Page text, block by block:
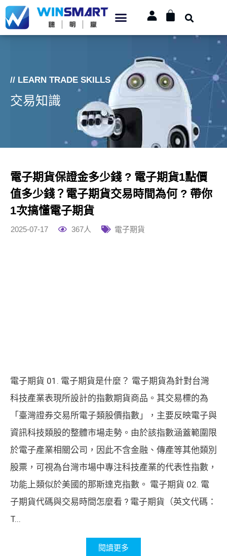
// LEARN TRADE SKILLS
交易知識
電子期貨保證金多少錢 ? 電子期貨1點價
值多少錢？電子期貨交易時間為何 ? 帶你
1次搞懂電子期貨
2025-07-17 367人 電子期貨
電子期貨 01. 電子期貨是什麼？ 電子期貨為針對台灣
科技產業表現所設計的指數期貨商品。其交易標的為
「臺灣證券交易所電子類股價指數」，主要反映電子與
資訊科技類股的整體市場走勢。由於該指數涵蓋範圍限
於電子產業相關公司，因此不含金融、傳產等其他類別
股票，可視為台灣市場中專注科技產業的代表性指數，
功能上類似於美國的那斯達克指數。 電子期貨 02. 電
子期貨代碼與交易時間怎麼看 ? 電子期貨（英文代碼：
T...
閱讀更多